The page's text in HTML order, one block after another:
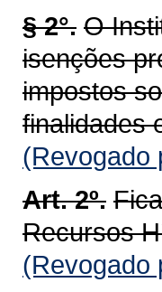
§ 2°. O
isenções
impostos
finalidades
(Revogado
Art. 2º.
Recursos
(Revogado